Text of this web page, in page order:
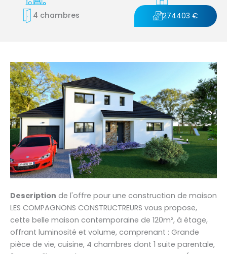
4 chambres
274403 €
Description de l'offre pour une construction de maison
LES COMPAGNONS CONSTRUCTREURS vous propose,
cette belle maison contemporaine de 120m², à étage,
offrant luminosité et volume, comprenant : Grande
pièce de vie, cuisine, 4 chambres dont 1 suite parentale,